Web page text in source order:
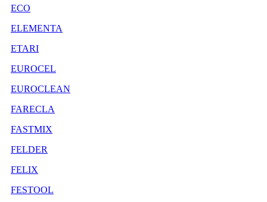
ECO
ELEMENTA
ETARI
EUROCEL
EUROCLEAN
FARECLA
FASTMIX
FELDER
FELIX
FESTOOL